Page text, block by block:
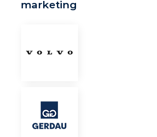
marketing